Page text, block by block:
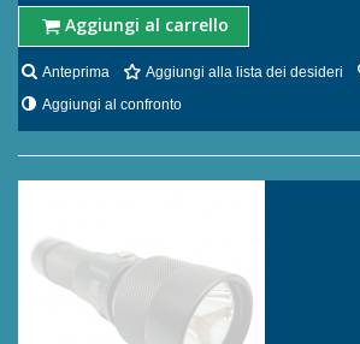
Aggiungi al carrello
Anteprima Aggiungi alla lista dei desideri
Aggiungi al confronto